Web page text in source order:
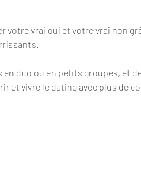
votre vrai oui et votre vrai non
duo ou en petits groupes, et
vivre le dating avec plus de